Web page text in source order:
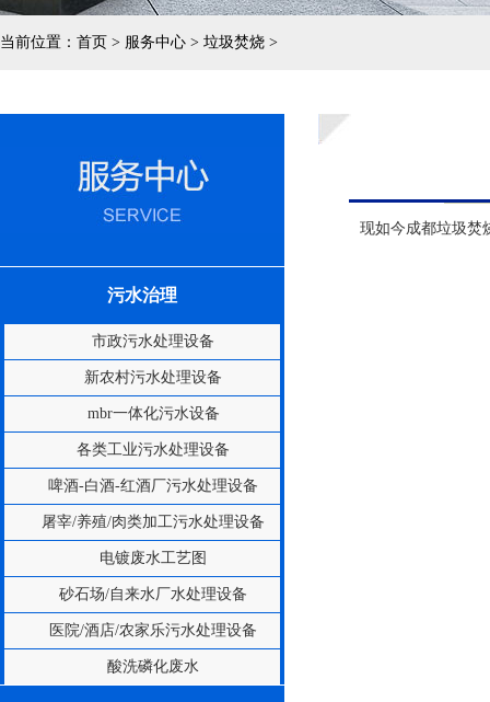
当前位置： 首页 > 服务中心 > 垃圾焚烧 >
污水治理
市政污水处理设备
新农村污水处理设备
mbr一体化污水设备
各类工业污水处理设备
啤酒-白酒-红酒厂污水处理设备
屠宰/养殖/肉类加工污水处理设备
电镀废水工艺图
砂石场/自来水厂水处理设备
医院/酒店/农家乐污水处理设备
酸洗磷化废水
现如今成都垃圾焚